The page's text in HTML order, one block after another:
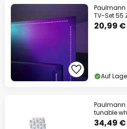
Paulmann
TV-Set 55
20,99 €
Auf
Paulmann
tunable
34,49 €